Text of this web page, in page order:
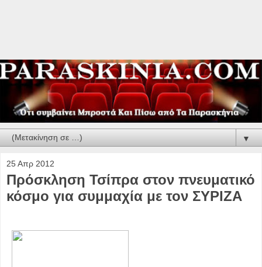
▼
25 Απρ 2012
Πρόσκληση Τσίπρα στον πνευματικό
κόσμο για συμμαχία με τον ΣΥΡΙΖΑ